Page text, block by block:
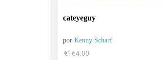
cateyeguy
porKenny Scharf
€164.00